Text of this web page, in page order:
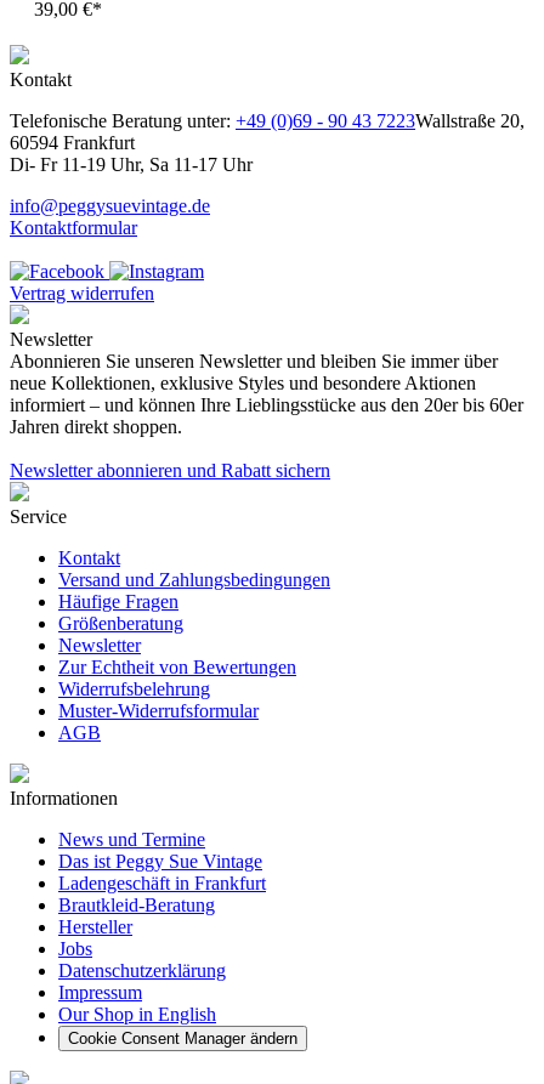
39,00 €*
Kontakt
Telefonische Beratung unter: +49 (0)69 - 90 43 7223Wallstraße 20,
60594 Frankfurt
Di- Fr 11-19 Uhr, Sa 11-17 Uhr
info@peggysuevintage.de
Kontaktformular
Vertrag widerrufen
Newsletter
Abonnieren Sie unseren Newsletter und bleiben Sie immer über
neue Kollektionen, exklusive Styles und besondere Aktionen
informiert – und können Ihre Lieblingsstücke aus den 20er bis 60er
Jahren direkt shoppen.
Newsletter abonnieren und Rabatt sichern
Service
Kontakt
Versand und Zahlungsbedingungen
Häufige Fragen
Größenberatung
Newsletter
Zur Echtheit von Bewertungen
Widerrufsbelehrung
Muster-Widerrufsformular
AGB
Informationen
News und Termine
Das ist Peggy Sue Vintage
Ladengeschäft in Frankfurt
Brautkleid-Beratung
Hersteller
Jobs
Datenschutzerklärung
Impressum
Our Shop in English
Cookie Consent Manager ändern